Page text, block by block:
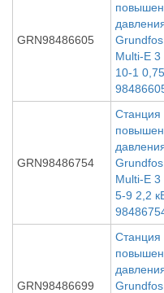
GRN98486605
Multi-E 3
10-1
GRN98486754
Станция
Multi-E 3
5-9 2,2
GRN98486699
Станция